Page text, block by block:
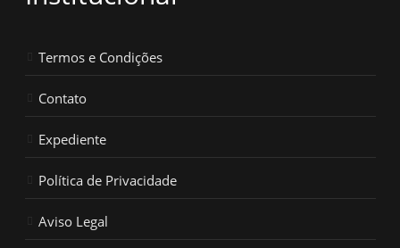
Termos e Condições
Contato
Expediente
Política de Privacidade
Aviso Legal